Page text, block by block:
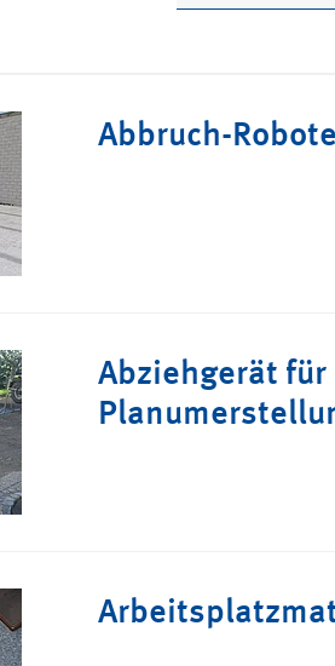
Abbruch-
Abziehgerät für